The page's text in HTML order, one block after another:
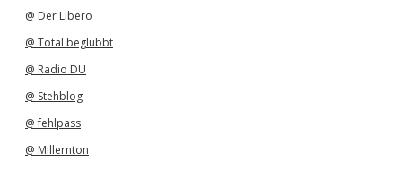
@ Der Libero
@ Total beglubbt
@ Radio DU
@ Stehblog
@ fehlpass
@ Millernton